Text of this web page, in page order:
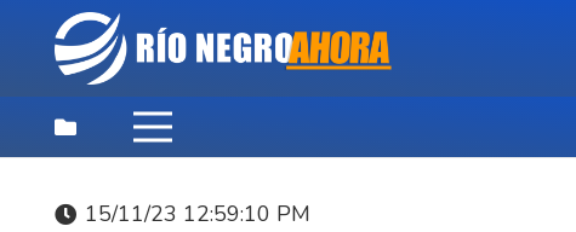
15/11/23 12:59:10 PM